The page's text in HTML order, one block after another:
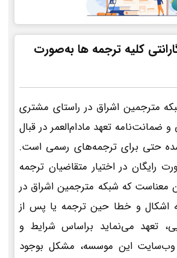
کلیه ترجمه ها به‌صورت
مترجمین اشراق در راستای مشتری
و ضمانت‌نامه تعهد مادام‌العمر در قبال
حتی برای ترجمه‌های رسمی است.
رایگان در اختیار متقاضیان ترجمه
معناست که شبکه مترجمین اشراق در
اشکال و خطا حین ترجمه یا پس از
تعهد می‌نماید براساس شرایط و
وب‌سایت این موسسه، مشکل بوجود